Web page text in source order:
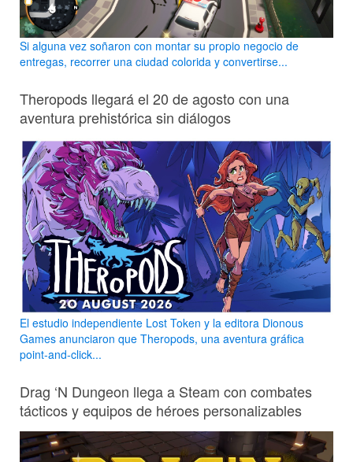
Si alguna vez soñaron con montar su propio negocio de
entregas, recorrer una ciudad colorida y convertirse...
Theropods llegará el 20 de agosto con una
aventura prehistórica sin diálogos
El estudio independiente Lost Token y la editora Dionous
Games anunciaron que Theropods, una aventura gráfica
point-and-click...
Drag ‘N Dungeon llega a Steam con combates
tácticos y equipos de héroes personalizables